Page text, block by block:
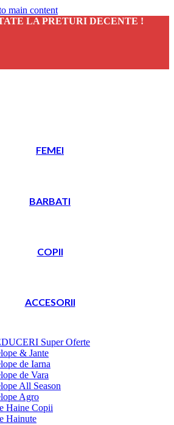
main content
LA PRETURI DECENTE !
FEMEI
BARBATI
COPII
ACCESORII
Super Oferte
& Jante
de Iarna
de Vara
All Season
Agro
Haine Copii
Hainute